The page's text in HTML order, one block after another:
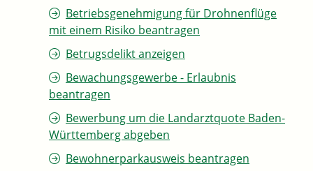
Betriebsgenehmigung für Drohnenflüge
mit einem Risiko beantragen
Betrugsdelikt anzeigen
Bewachungsgewerbe - Erlaubnis
beantragen
Bewerbung um die Landarztquote Baden-
Württemberg abgeben
Bewohnerparkausweis beantragen